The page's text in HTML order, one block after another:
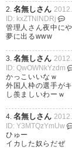
2. 名無しさん
ID: kxZTNlNDRj
管理人さん夜中に
夢に出るwww
3. 名無しさん
ID: QwOWNkYzdm
かっこいいなｗ
外国人枠の選手が
し羨ましいわーｗ
4. 名無しさん
ID: Y3MTQzYmUw
ひゅー
イカした奴らだぜ